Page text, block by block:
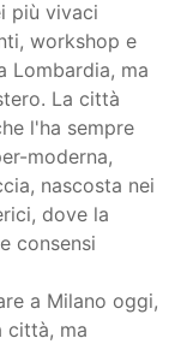
più vivaci
workshop e
Lombardia, ma
La città
l'ha sempre
moderna,
nascosta nei
dove la
consensi
a Milano oggi,
città, ma